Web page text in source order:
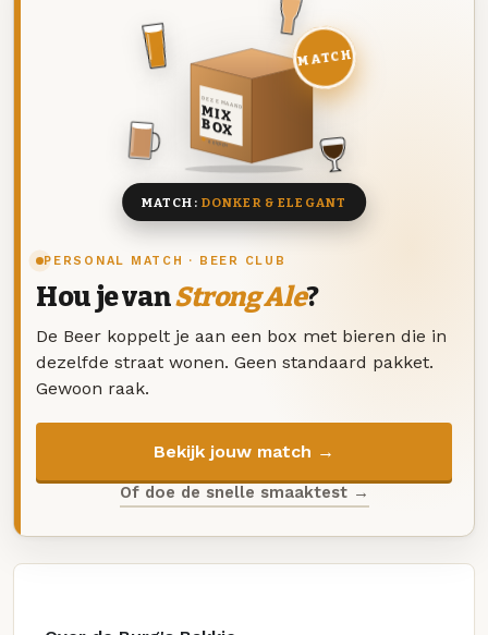
PERSONAL MATCH · BEER CLUB
Hou je vanStrong Ale?
De Beer koppelt je aan een box met bieren die in
dezelfde straat wonen. Geen standaard pakket.
Gewoon raak.
Bekijk jouw match →
Of doe de snelle smaaktest →
DEZE MAAND
MIX
BOX
8 BIEREN
MATCH
MATCH: DONKER & ELEGANT